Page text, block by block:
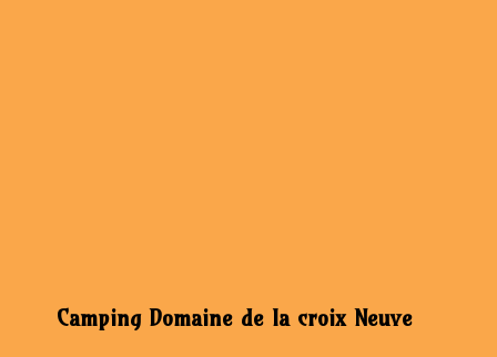
Camping Domaine de la croix Neuve